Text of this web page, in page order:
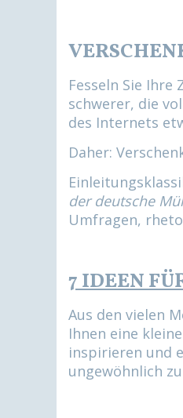
Fesseln Sie
schwerer, die
des Internets
Daher:
der deutsche
Umfragen,
7 IDEEN
Aus den vielen
Ihnen eine
inspirieren und
ungewöhnlich